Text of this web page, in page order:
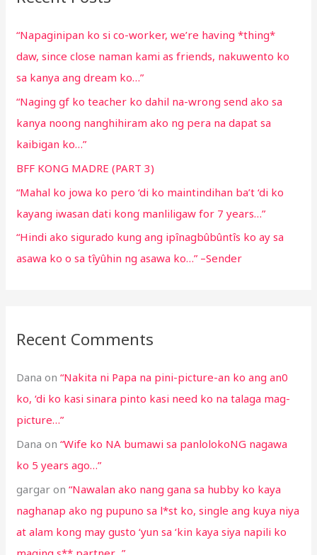
f
o
r
:
“Napaginipan ko si co-worker, we’re having *thing*
daw, since close naman kami as friends, nakuwento ko
sa kanya ang dream ko…”
“Naging gf ko teacher ko dahil na-wrong send ako sa
kanya noong nanghihiram ako ng pera na dapat sa
kaibigan ko…”
BFF KONG MADRE (PART 3)
“Mahal ko jowa ko pero ‘di ko maintindihan ba’t ‘di ko
kayang iwasan dati kong manliligaw for 7 years…”
“Hindi ako sigurado kung ang ipînagbûbûntîs ko ay sa
asawa ko o sa tîyûhin ng asawa ko…” –Sender
Recent Comments
Dana on“Nakita ni Papa na pini-picture-an ko ang an0
ko, ‘di ko kasi sinara pinto kasi need ko na talaga mag-
picture…”
Dana on“Wife ko NA bumawi sa panlolokoNG nagawa
ko 5 years ago…”
gargar on“Nawalan ako nang gana sa hubby ko kaya
naghanap ako ng pupuno sa l*st ko, single ang kuya niya
at alam kong may gusto ‘yun sa ‘kin kaya siya napili ko